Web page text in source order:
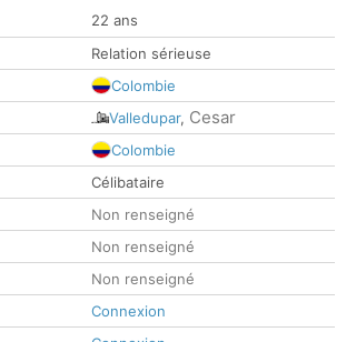
22 ans
Relation sérieuse
Colombie
Valledupar, Cesar
Colombie
Célibataire
Non renseigné
Non renseigné
Non renseigné
Connexion